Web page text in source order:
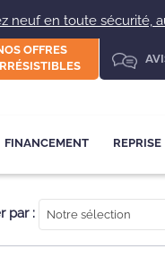
neuf en toute sécurité,
OFFRES
FINANCEMENT REPRISE
par : Notre sélection